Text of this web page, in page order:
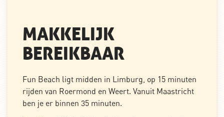
MAKKELIJK
BEREIKBAAR
Fun Beach ligt midden in Limburg, op 15 minuten
rijden van Roermond en Weert. Vanuit Maastricht
ben je er binnen 35 minuten.